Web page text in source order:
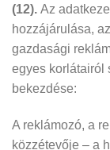
(12). Az
hozzájárulása,
gazdasági
egyes korlátairól
bekezdése:
A reklámozó, a
közzétevője – a